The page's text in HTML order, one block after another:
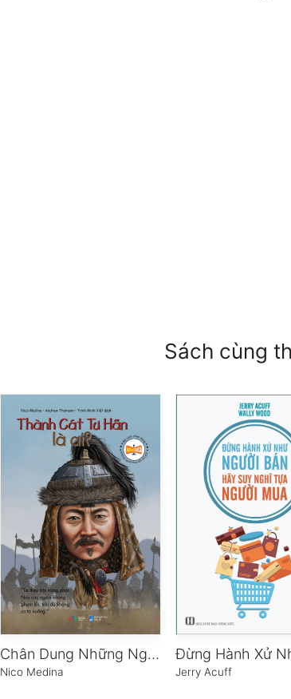
Sách cùng
Chân Dung Những Người Làm Thay Đổi Thế Giới – Thành Cát Tư Hãn Là Ai?
Nico Medina Jerry Acuff